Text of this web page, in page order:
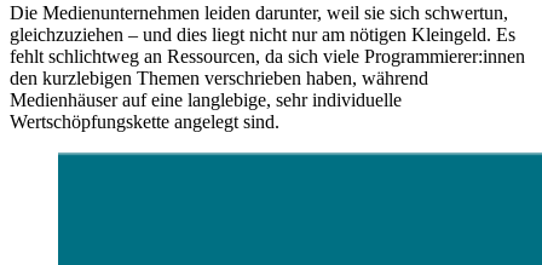
Die Medienunternehmen leiden darunter, weil sie sich schwertun,
gleichzuziehen – und dies liegt nicht nur am nötigen Kleingeld. Es
fehlt schlichtweg an Ressourcen, da sich viele Programmierer:innen
den kurzlebigen Themen verschrieben haben, während
Medienhäuser auf eine langlebige, sehr individuelle
Wertschöpfungskette angelegt sind.